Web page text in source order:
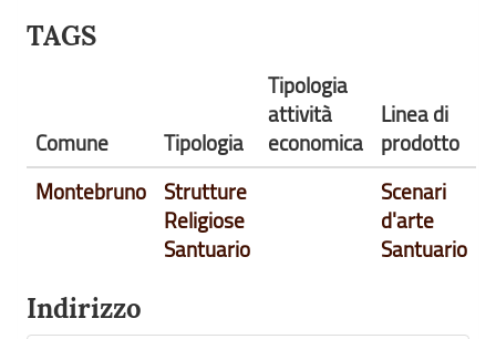
TAGS
Comune Tipologia
Tipologia
attività
economica
Linea di
prodotto
Montebruno
Strutture
Religiose
Santuario
Scenari
d'arte
Santuario
Indirizzo